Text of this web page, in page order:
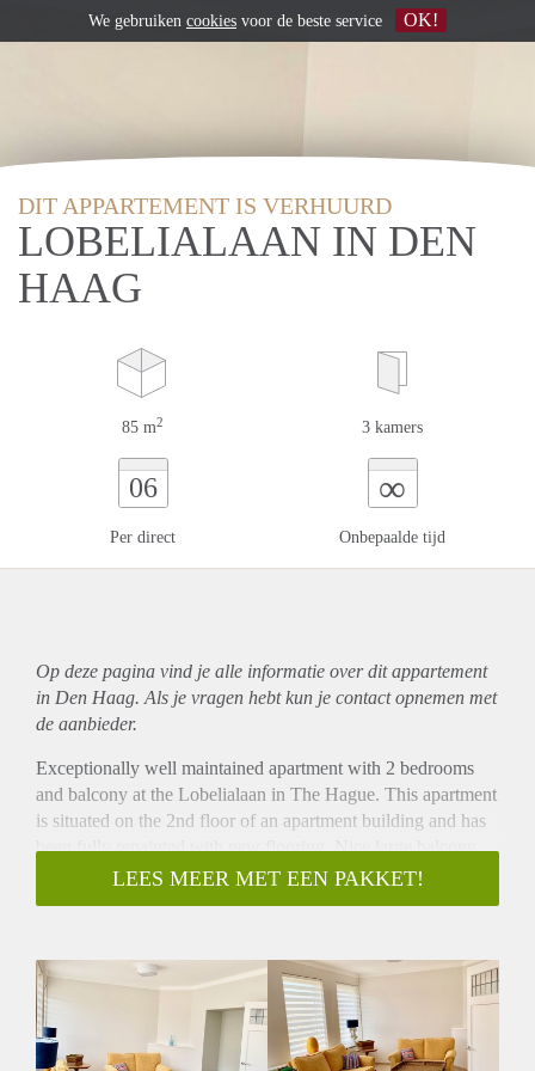
DIT APPARTEMENT IS VERHUURD
LOBELIALAAN IN DEN
HAAG
85 m2 3 kamers
06
Per direct
∞
Onbepaalde tijd
Op deze pagina vind je alle informatie over ditappartement
in Den Haag. Als je vragen hebt kun je contact opnemen met
de aanbieder.
Exceptionally well maintained apartment with 2 bedrooms
and balcony at the Lobelialaan in The Hague. This apartment
is situated on the 2nd floor of an apartment building and has
been fully repainted with new flooring. Nice large balcony
on the backside overlooking the impressive trees and green of
the Bohemen en Bos en Meer area of The Hague. The sunny
dunes. Public transport connections can be found at the end
of the street at Laan van Meerdervoort.
Layout
Shared entrance from the street with stairs to the 2nd floor.
LEES MEER MET EEN PAKKET!
We gebruiken cookies voor de beste service OK!